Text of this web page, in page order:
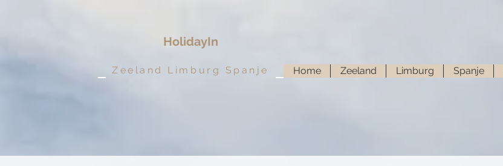
HolidayIn
Zeeland Limburg Spanje Home Zeeland Limburg Spanje